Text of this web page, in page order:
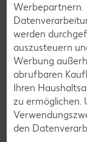
Burger-
Pizza-Rezepte
Pasta-Rezepte
Sushi-Rezepte
Raclette-
Werbepartnern.
werden
auszusteuern
Werbung
abrufbaren
Ihren
zu ermöglichen.
den